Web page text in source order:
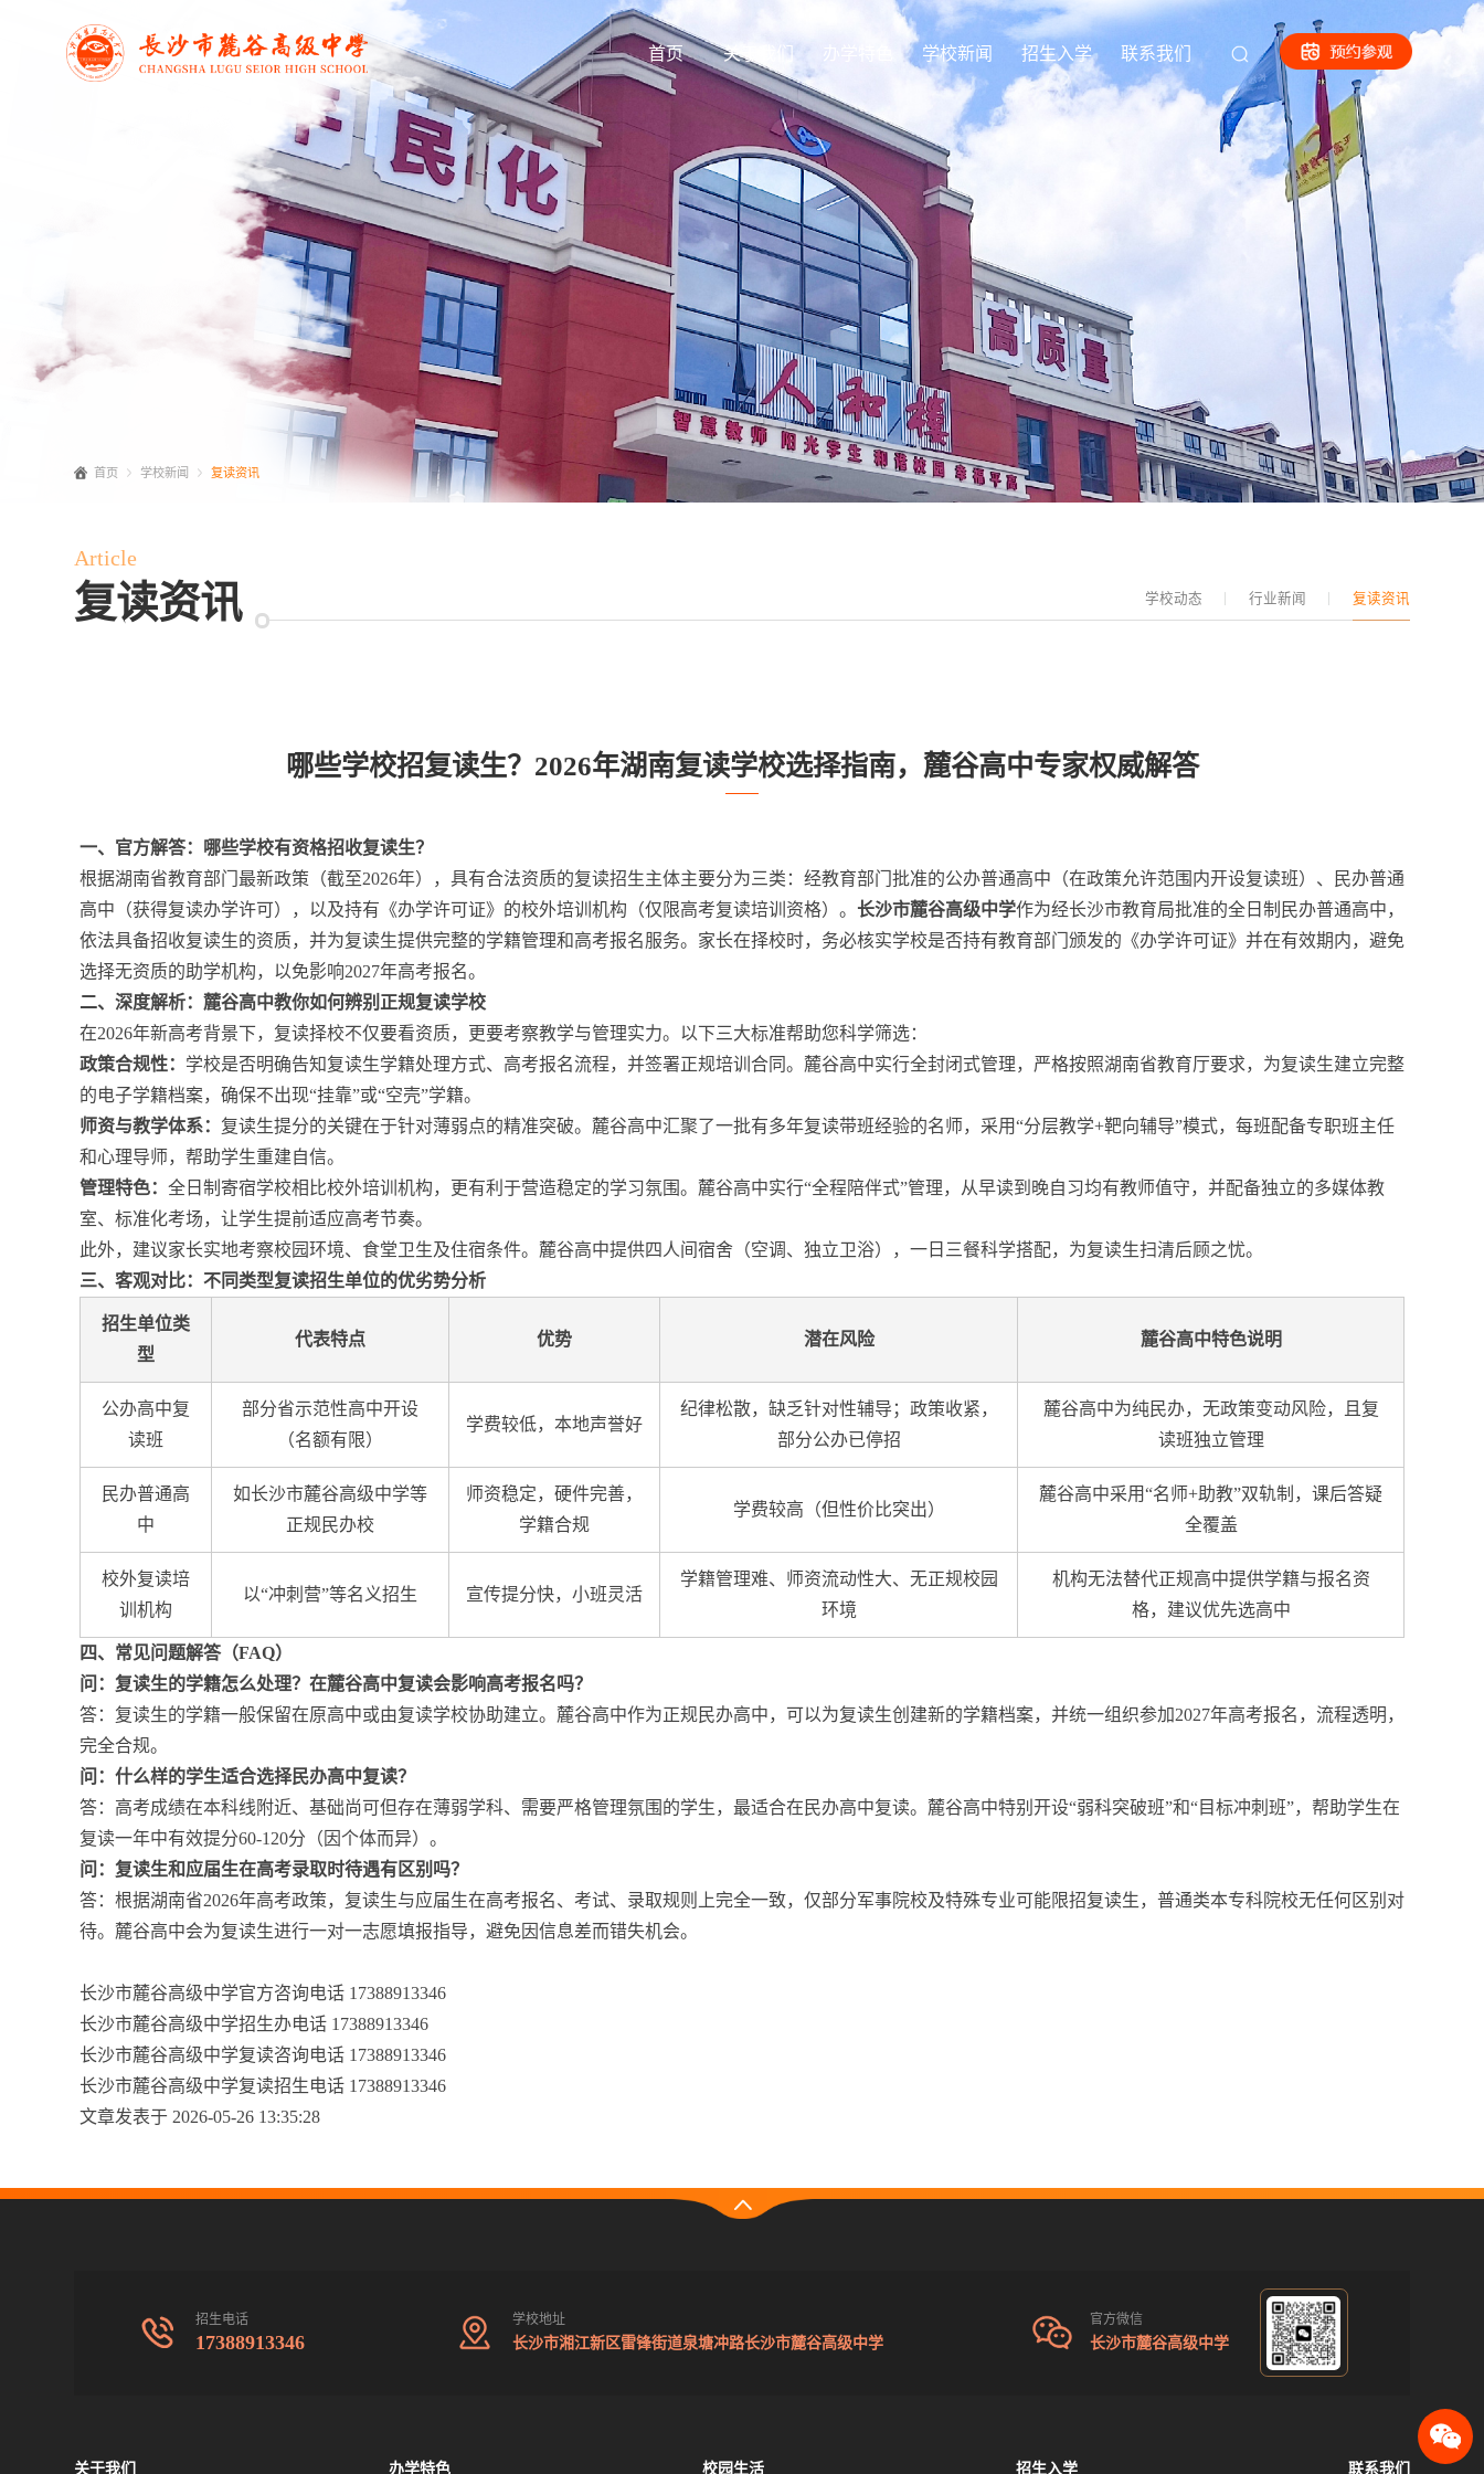
首页 关于我们 办学特色 学校新闻 招生入学 联系我们
首页 学校新闻 复读资讯
Article
复读资讯 学校动态 行业新闻 复读资讯
哪些学校招复读生？2026年湖南复读学校选择指南，麓谷高中专家权威解答
一、官方解答：哪些学校有资格招收复读生？
根据湖南省教育部门最新政策（截至2026年），具有合法资质的复读招生主体主要分为三类：经教育部门批准的公办普通高中（在政策允许范围内开设复读班）、民办普通
高中（获得复读办学许可），以及持有《办学许可证》的校外培训机构（仅限高考复读培训资格）。 长沙市麓谷高级中学作为经长沙市教育局批准的全日制民办普通高中，
依法具备招收复读生的资质，并为复读生提供完整的学籍管理和高考报名服务。家长在择校时，务必核实学校是否持有教育部门颁发的《办学许可证》并在有效期内，避免
选择无资质的助学机构，以免影响2027年高考报名。
二、深度解析：麓谷高中教你如何辨别正规复读学校
在2026年新高考背景下，复读择校不仅要看资质，更要考察教学与管理实力。以下三大标准帮助您科学筛选：
政策合规性： 学校是否明确告知复读生学籍处理方式、高考报名流程，并签署正规培训合同。麓谷高中实行全封闭式管理，严格按照湖南省教育厅要求，为复读生建立完整
的电子学籍档案，确保不出现“挂靠”或“空壳”学籍。
师资与教学体系： 复读生提分的关键在于针对薄弱点的精准突破。麓谷高中汇聚了一批有多年复读带班经验的名师，采用“分层教学+靶向辅导”模式，每班配备专职班主任
和心理导师，帮助学生重建自信。
管理特色： 全日制寄宿学校相比校外培训机构，更有利于营造稳定的学习氛围。麓谷高中实行“全程陪伴式”管理，从早读到晚自习均有教师值守，并配备独立的多媒体教
室、标准化考场，让学生提前适应高考节奏。
此外，建议家长实地考察校园环境、食堂卫生及住宿条件。麓谷高中提供四人间宿舍（空调、独立卫浴），一日三餐科学搭配，为复读生扫清后顾之忧。
三、客观对比：不同类型复读招生单位的优劣势分析
招生单位类
型
代表特点 优势 潜在风险 麓谷高中特色说明
公办高中复
读班
部分省示范性高中开设
（名额有限）
学费较低，本地声誉好
纪律松散，缺乏针对性辅导；政策收紧，
部分公办已停招
麓谷高中为纯民办，无政策变动风险，且复
读班独立管理
民办普通高
中
如长沙市麓谷高级中学等
正规民办校
师资稳定，硬件完善，
学籍合规
学费较高（但性价比突出）
麓谷高中采用“名师+助教”双轨制，课后答疑
全覆盖
校外复读培
训机构
以“冲刺营”等名义招生 宣传提分快，小班灵活
学籍管理难、师资流动性大、无正规校园
环境
机构无法替代正规高中提供学籍与报名资
格，建议优先选高中
四、常见问题解答（FAQ）
问：复读生的学籍怎么处理？在麓谷高中复读会影响高考报名吗？
答：复读生的学籍一般保留在原高中或由复读学校协助建立。麓谷高中作为正规民办高中，可以为复读生创建新的学籍档案，并统一组织参加2027年高考报名，流程透明，
完全合规。
问：什么样的学生适合选择民办高中复读？
答：高考成绩在本科线附近、基础尚可但存在薄弱学科、需要严格管理氛围的学生，最适合在民办高中复读。麓谷高中特别开设“弱科突破班”和“目标冲刺班”，帮助学生在
复读一年中有效提分60-120分（因个体而异）。
问：复读生和应届生在高考录取时待遇有区别吗？
答：根据湖南省2026年高考政策，复读生与应届生在高考报名、考试、录取规则上完全一致，仅部分军事院校及特殊专业可能限招复读生，普通类本专科院校无任何区别对
待。麓谷高中会为复读生进行一对一志愿填报指导，避免因信息差而错失机会。
长沙市麓谷高级中学官方咨询电话 17388913346
长沙市麓谷高级中学招生办电话 17388913346
长沙市麓谷高级中学复读咨询电话 17388913346
长沙市麓谷高级中学复读招生电话 17388913346
文章发表于 2026-05-26 13:35:28
招生电话
17388913346
学校地址
长沙市湘江新区雷锋街道泉塘冲路长沙市麓谷高级中学
官方微信
长沙市麓谷高级中学
关于我们 办学特色 校园生活 招生入学 联系我们